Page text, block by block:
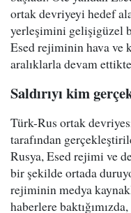
ortak devriyeyi hedef
yerleşimini gelişigüzel
Esed rejiminin hava ve
aralıklarla devam
Saldırıyı kim
Türk-Rus ortak
tarafından
Rusya, Esed rejimi ve
bir şekilde ortada
rejiminin medya
haberlere